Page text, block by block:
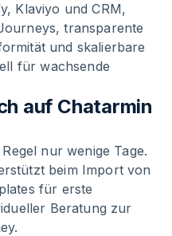
Klaviyo und CRM,
transparente
und skalierbare
für wachsende
auf Chatarmin
nur wenige Tage.
beim Import von
für erste
Beratung zur